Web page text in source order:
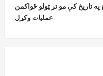
تاریخ کې مو تر ټولو ځواکمن
عملیات وکړل